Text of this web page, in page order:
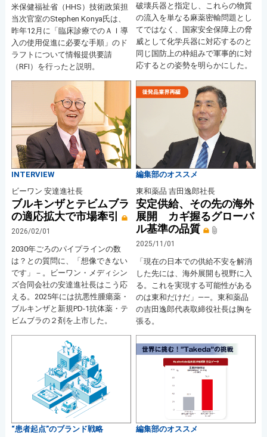
米保健福祉省（HHS）技術政策担
当次官室のStephen Konya氏は、
昨年12月に「臨床診療でのＡＩ導
入の使用促進に必要な手順」のド
ラフトについて情報提供要請
（RFI）を行ったと説明。
破壊兵器と指定し、これらの物質
の流入を単なる麻薬密輸問題とし
てではなく、国家安全保障上の脅
威として化学兵器に対応するのと
同じ国防上の枠組みで軍事的に対
応するとの姿勢を明らかにした。
INTERVIEW
ビーワン 安達進社長
ブルキンザとテビムブラ
の適応拡大で市場牽引
2026/02/01
2030年ごろのパイプラインの数
は？との質問に、「想像できない
です」－。ビーワン・メディシン
ズ合同会社の安達進社長はこう応
える。2025年には抗悪性腫瘍薬・
ブルキンザと新規PD-1抗体薬・テ
ビムブラの２剤を上市した。
編集部のオススメ
東和薬品 吉田逸郎社長
安定供給、その先の海外
展開 カギ握るグローバ
ル基準の品質
2025/11/01
「現在の日本での供給不安を解消
した先には、海外展開も視野に入
る。これを実現する可能性がある
のは東和だけだ」――。東和薬品
の吉田逸郎代表取締役社長は胸を
張る。
“患者起点”のブランド戦略 編集部のオススメ